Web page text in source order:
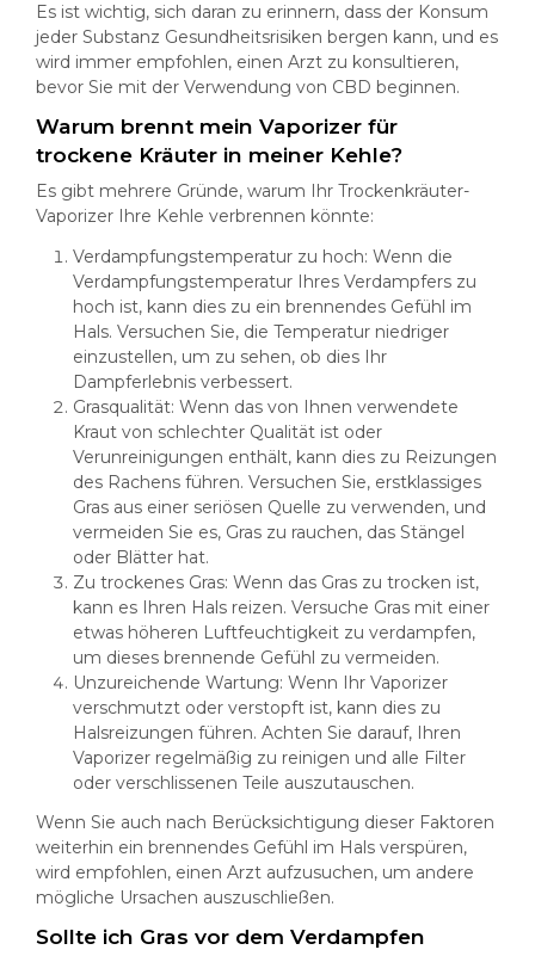
Es ist wichtig, sich daran zu erinnern, dass der Konsum
jeder Substanz Gesundheitsrisiken bergen kann, und es
wird immer empfohlen, einen Arzt zu konsultieren,
bevor Sie mit der Verwendung von CBD beginnen.
Warum brennt mein Vaporizer für
trockene Kräuter in meiner Kehle?
Es gibt mehrere Gründe, warum Ihr Trockenkräuter-
Vaporizer Ihre Kehle verbrennen könnte:
Verdampfungstemperatur zu hoch: Wenn die
Verdampfungstemperatur Ihres Verdampfers zu
hoch ist, kann dies zu ein brennendes Gefühl im
Hals. Versuchen Sie, die Temperatur niedriger
einzustellen, um zu sehen, ob dies Ihr
Dampferlebnis verbessert.
Grasqualität: Wenn das von Ihnen verwendete
Kraut von schlechter Qualität ist oder
Verunreinigungen enthält, kann dies zu Reizungen
des Rachens führen. Versuchen Sie, erstklassiges
Gras aus einer seriösen Quelle zu verwenden, und
vermeiden Sie es, Gras zu rauchen, das Stängel
oder Blätter hat.
Zu trockenes Gras: Wenn das Gras zu trocken ist,
kann es Ihren Hals reizen. Versuche Gras mit einer
etwas höheren Luftfeuchtigkeit zu verdampfen,
um dieses brennende Gefühl zu vermeiden.
Unzureichende Wartung: Wenn Ihr Vaporizer
verschmutzt oder verstopft ist, kann dies zu
Halsreizungen führen. Achten Sie darauf, Ihren
Vaporizer regelmäßig zu reinigen und alle Filter
oder verschlissenen Teile auszutauschen.
Wenn Sie auch nach Berücksichtigung dieser Faktoren
weiterhin ein brennendes Gefühl im Hals verspüren,
wird empfohlen, einen Arzt aufzusuchen, um andere
mögliche Ursachen auszuschließen.
Sollte ich Gras vor dem Verdampfen